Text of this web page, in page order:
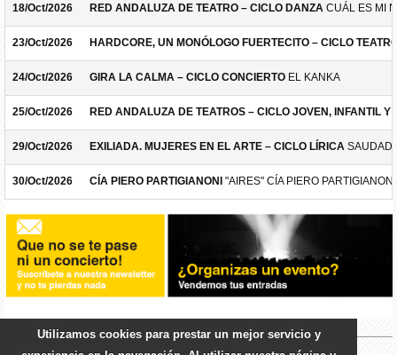
18/Oct/2026 RED ANDALUZA DE TEATRO – CICLO DANZA CUÁL ES MI
23/Oct/2026 HARDCORE, UN MONÓLOGO FUERTECITO – CICLO
24/Oct/2026 GIRA LA CALMA – CICLO CONCIERTO EL KANKA
25/Oct/2026 RED ANDALUZA DE TEATROS – CICLO JOVEN, INFANTIL Y
29/Oct/2026 EXILIADA. MUJERES EN EL ARTE – CICLO LÍRICA
30/Oct/2026 CÍA PIERO PARTIGIANONI "AIRES" CÍA PIERO PARTIGIANONI
Utilizamos cookies para prestar un mejor servicio y